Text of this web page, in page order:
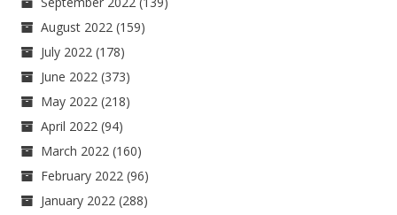
August 2022 (159)
July 2022 (178)
June 2022 (373)
May 2022 (218)
April 2022 (94)
March 2022 (160)
February 2022 (96)
January 2022 (288)